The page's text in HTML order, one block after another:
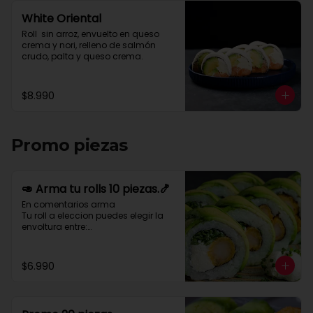
White Oriental
Roll  sin arroz, envuelto en queso
crema y nori, relleno de salmón
crudo, palta y queso crema.
$8.990
Promo piezas
🥑 Arma tu rolls 10 piezas.🍤
En comentarios arma
Tu roll a eleccion puedes elegir la
envoltura entre:
salmon - pulpo o tempura
Para relleno puedes elegir entre:
$6.990